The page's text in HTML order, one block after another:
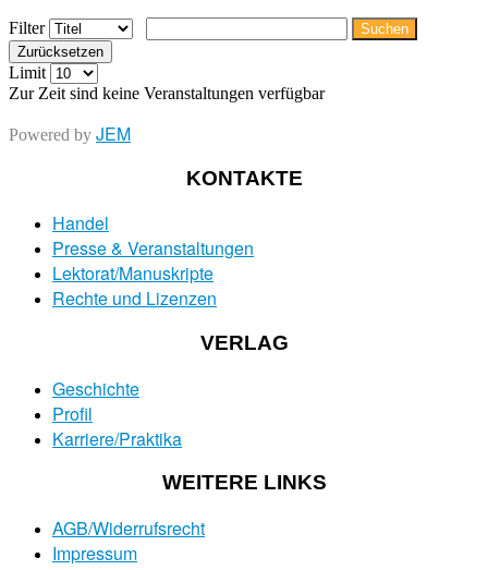
Filter
Suchen
Zurücksetzen
Limit
Zur Zeit sind keine Veranstaltungen verfügbar
Powered by JEM
KONTAKTE
Handel
Presse & Veranstaltungen
Lektorat/Manuskripte
Rechte und Lizenzen
VERLAG
Geschichte
Profil
Karriere/Praktika
WEITERE LINKS
AGB/Widerrufsrecht
Impressum